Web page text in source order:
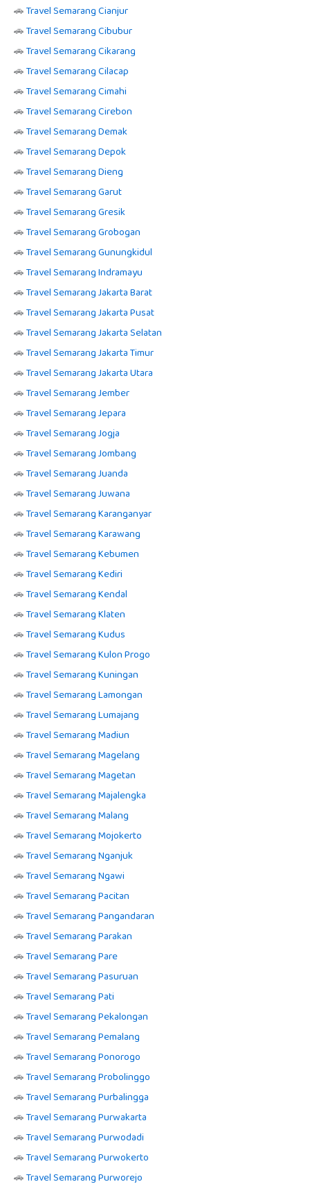
🚗Travel Semarang Cianjur
🚗Travel Semarang Cibubur
🚗Travel Semarang Cikarang
🚗Travel Semarang Cilacap
🚗Travel Semarang Cimahi
🚗Travel Semarang Cirebon
🚗Travel Semarang Demak
🚗Travel Semarang Depok
🚗Travel Semarang Dieng
🚗Travel Semarang Garut
🚗Travel Semarang Gresik
🚗Travel Semarang Grobogan
🚗Travel Semarang Gunungkidul
🚗Travel Semarang Indramayu
🚗Travel Semarang Jakarta Barat
🚗Travel Semarang Jakarta Pusat
🚗Travel Semarang Jakarta Selatan
🚗Travel Semarang Jakarta Timur
🚗Travel Semarang Jakarta Utara
🚗Travel Semarang Jember
🚗Travel Semarang Jepara
🚗Travel Semarang Jogja
🚗Travel Semarang Jombang
🚗Travel Semarang Juanda
🚗Travel Semarang Juwana
🚗Travel Semarang Karanganyar
🚗Travel Semarang Karawang
🚗Travel Semarang Kebumen
🚗Travel Semarang Kediri
🚗Travel Semarang Kendal
🚗Travel Semarang Klaten
🚗Travel Semarang Kudus
🚗Travel Semarang Kulon Progo
🚗Travel Semarang Kuningan
🚗Travel Semarang Lamongan
🚗Travel Semarang Lumajang
🚗Travel Semarang Madiun
🚗Travel Semarang Magelang
🚗Travel Semarang Magetan
🚗Travel Semarang Majalengka
🚗Travel Semarang Malang
🚗Travel Semarang Mojokerto
🚗Travel Semarang Nganjuk
🚗Travel Semarang Ngawi
🚗Travel Semarang Pacitan
🚗Travel Semarang Pangandaran
🚗Travel Semarang Parakan
🚗Travel Semarang Pare
🚗Travel Semarang Pasuruan
🚗Travel Semarang Pati
🚗Travel Semarang Pekalongan
🚗Travel Semarang Pemalang
🚗Travel Semarang Ponorogo
🚗Travel Semarang Probolinggo
🚗Travel Semarang Purbalingga
🚗Travel Semarang Purwakarta
🚗Travel Semarang Purwodadi
🚗Travel Semarang Purwokerto
🚗Travel Semarang Purworejo